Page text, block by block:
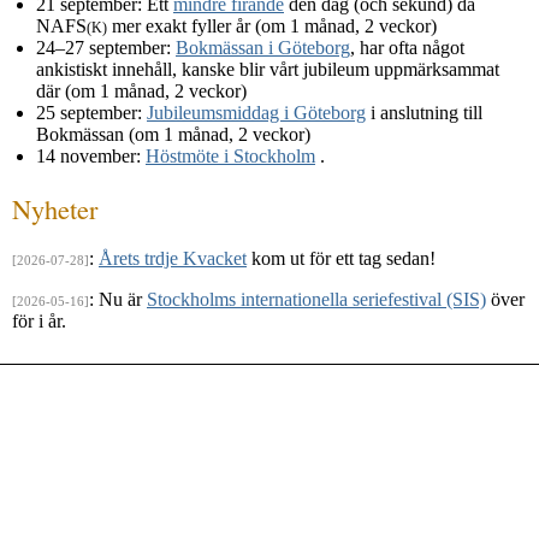
21 september: Ett mindre firande den dag (och sekund) då
NAFS(K) mer exakt fyller år (om 1 månad, 2 veckor)
24–27 september: Bokmässan i Göteborg, har ofta något
ankistiskt innehåll, kanske blir vårt jubileum uppmärksammat
där (om 1 månad, 2 veckor)
25 september: Jubileumsmiddag i Göteborg i anslutning till
Bokmässan (om 1 månad, 2 veckor)
14 november: Höstmöte i Stockholm .
Nyheter
[2026-07-28] : Årets trdje Kvacket kom ut för ett tag sedan!
[2026-05-16] : Nu är Stockholms internationella seriefestival (SIS) över
för i år.